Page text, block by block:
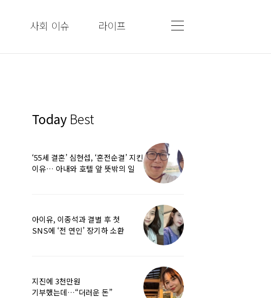
사회 이슈 라이프
Today Best
‘55세 결혼’ 심현섭, ‘혼전순결’ 지킨
이유… 아내와 호텔 앞 뜻밖의 일
아이유, 이종석과 결별 후 첫
SNS에 ‘전 연인’ 장기하 소환
지진에 3천만원
기부했는데…“더러운 돈”